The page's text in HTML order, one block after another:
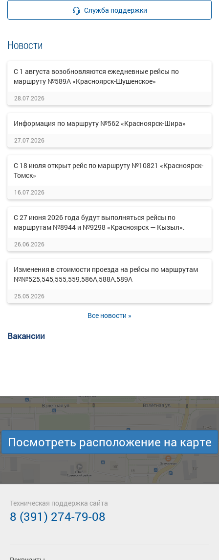
Служба поддержки
Новости
С 1 августа возобновляются ежедневные рейсы по
маршруту №589А «Красноярск-Шушенское»
28.07.2026
Информация по маршруту №562 «Красноярск-Шира»
27.07.2026
С 18 июля открыт рейс по маршруту №10821 «Красноярск-
Томск»
16.07.2026
С 27 июня 2026 года будут выполняться рейсы по
маршрутам №8944 и №9298 «Красноярск — Кызыл».
26.06.2026
Изменения в стоимости проезда на рейсы по маршрутам
№№525,545,555,559,586А,588А,589А
25.05.2026
Все новости »
Вакансии
Посмотреть расположение на карте
Техническая поддержка сайта
8 (391) 274-79-08